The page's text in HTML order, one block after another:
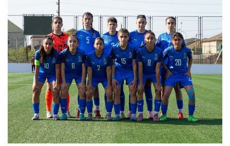
Olimpiada
Layihə
Formula 1
İdman növləri